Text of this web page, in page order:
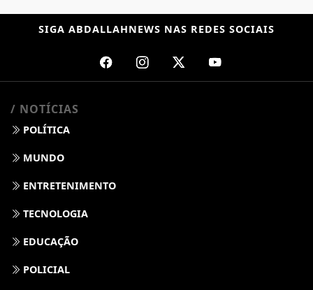
SIGA ABDALLAHNEWS NAS REDES SOCIAIS
/ NOTÍCIAS
POLÍTICA
MUNDO
ENTRETENIMENTO
TECNOLOGIA
EDUCAÇÃO
POLICIAL